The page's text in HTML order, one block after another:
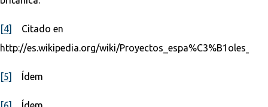
[4]
Citado en
http://es.wikipedia.org/wiki/
[5] Ídem